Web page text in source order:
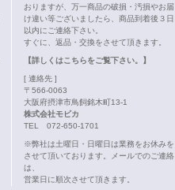
おりますが、万一商品の破損・汚損やお届
け違い等ございましたら、商品到着後３日
以内にご連絡下さい。
すぐに、返品・交換をさせて頂きます。
【詳しくはこちらをご覧下さい。】
[ 連絡先 ]
〒566-0063
大阪府摂津市鳥飼銘木町13-1
株式会社モビカ
TEL 072-650-1701
※弊社は土曜日・日曜日は業務をお休みを
させて頂いております。メールでのご連絡
は、
営業日に順次させて頂きます。